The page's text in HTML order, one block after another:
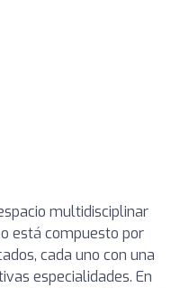
multidisciplinar
está compuesto por
cada uno con una
especialidades. En